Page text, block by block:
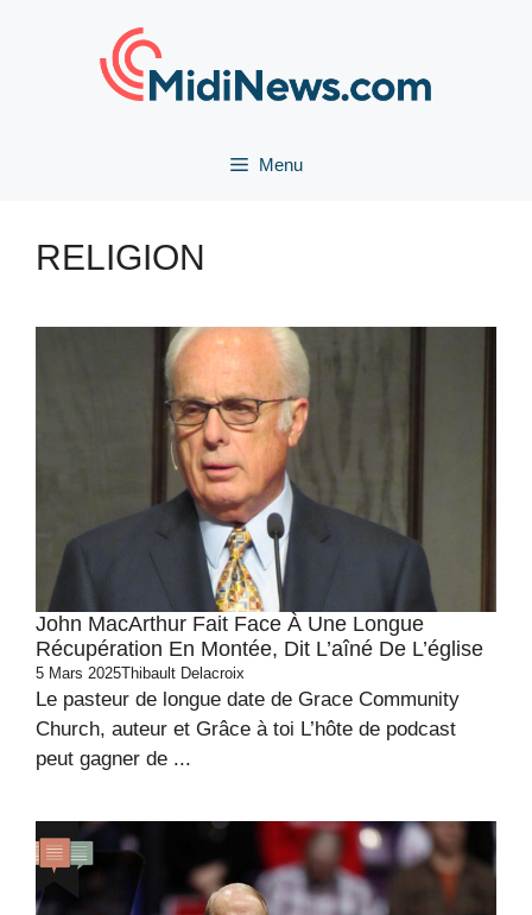
Menu
RELIGION
John MacArthur Fait Face À Une Longue
Récupération En Montée, Dit L’aîné De L’église
5 Mars 2025Thibault Delacroix
Le pasteur de longue date de Grace Community
Church, auteur et Grâce à toi L’hôte de podcast
peut gagner de ...